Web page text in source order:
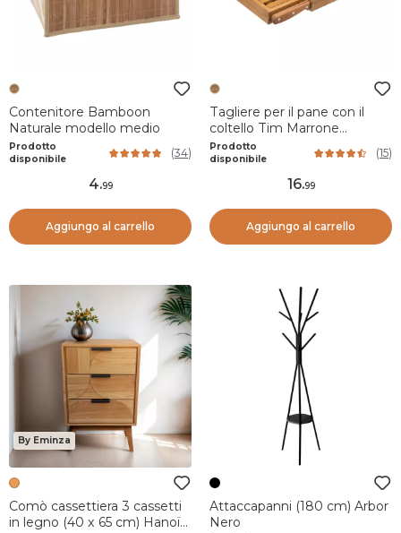
Contenitore Bamboon
Naturale modello medio
Prodotto
disponibile
(34)
4.99
Aggiungo al carrello
Tagliere per il pane con il
coltello Tim Marrone
naturale
Prodotto
disponibile
(15)
16.99
Aggiungo al carrello
By Eminza
Comò cassettiera 3 cassetti
in legno (40 x 65 cm) Hanoï
Attaccapanni (180 cm) Arbor
Nero